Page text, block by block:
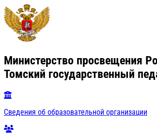
Министерство просвещения
Томский государственный
Сведения об образовательной организации